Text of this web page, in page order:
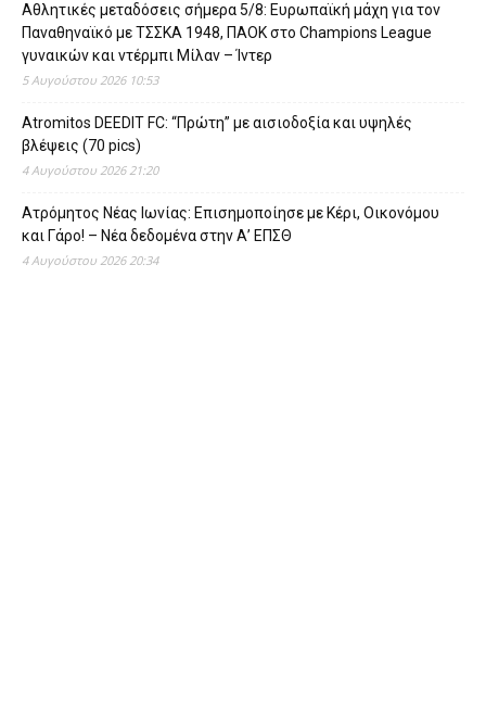
Αθλητικές μεταδόσεις σήμερα 5/8: Ευρωπαϊκή μάχη για τον
Παναθηναϊκό με ΤΣΣΚΑ 1948, ΠΑΟΚ στο Champions League
γυναικών και ντέρμπι Μίλαν – Ίντερ
5 Αυγούστου 2026 10:53
Atromitos DEEDIT FC: “Πρώτη” με αισιοδοξία και υψηλές
βλέψεις (70 pics)
4 Αυγούστου 2026 21:20
Ατρόμητος Νέας Ιωνίας: Επισημοποίησε με Κέρι, Οικονόμου
και Γάρο! – Νέα δεδομένα στην Α’ ΕΠΣΘ
4 Αυγούστου 2026 20:34